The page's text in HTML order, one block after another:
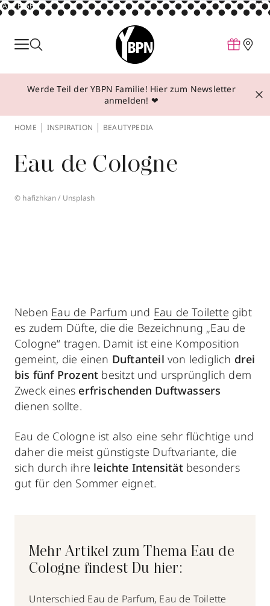
ANZEIGE
Parfum
Make-up
Behandlungen
Über YBPN
Aktionen
Werde Teil der YBPN Familie! Hier zum Newsletter
anmelden! ❤
HOME INSPIRATION BEAUTYPEDIA
Eau de Cologne
© hafizhkan / Unsplash
Neben Eau de Parfum und Eau de Toilette gibt
es zudem Düfte, die die Bezeichnung „Eau de
Cologne“ tragen. Damit ist eine Komposition
gemeint, die einen Duftanteilvon lediglich drei
bis fünf Prozent besitzt und ursprünglich dem
Zweck eines erfrischenden Duftwassers
dienen sollte.
Eau de Cologne ist also eine sehr flüchtige und
daher die meist günstigste Duftvariante, die
sich durch ihre leichte Intensitätbesonders
gut für den Sommer eignet.
Mehr Artikel zum Thema Eau de
Cologne findest Du hier:
Unterschied Eau de Parfum, Eau de Toilette